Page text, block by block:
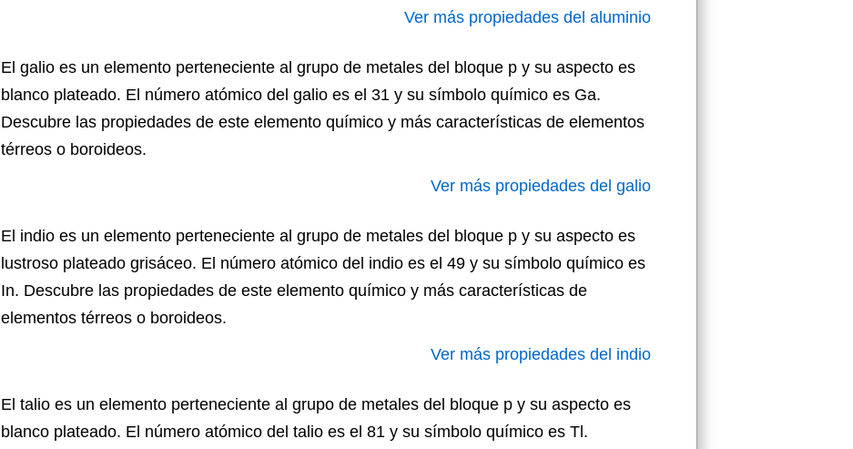
Ver más propiedades del aluminio
El galio es un elemento perteneciente al grupo de metales del bloque p y su aspecto es
blanco plateado. El número atómico del galio es el 31 y su símbolo químico es Ga.
Descubre las propiedades de este elemento químico y más características de elementos
térreos o boroideos.
Ver más propiedades del galio
El indio es un elemento perteneciente al grupo de metales del bloque p y su aspecto es
lustroso plateado grisáceo. El número atómico del indio es el 49 y su símbolo químico es
In. Descubre las propiedades de este elemento químico y más características de
elementos térreos o boroideos.
Ver más propiedades del indio
El talio es un elemento perteneciente al grupo de metales del bloque p y su aspecto es
blanco plateado. El número atómico del talio es el 81 y su símbolo químico es Tl.